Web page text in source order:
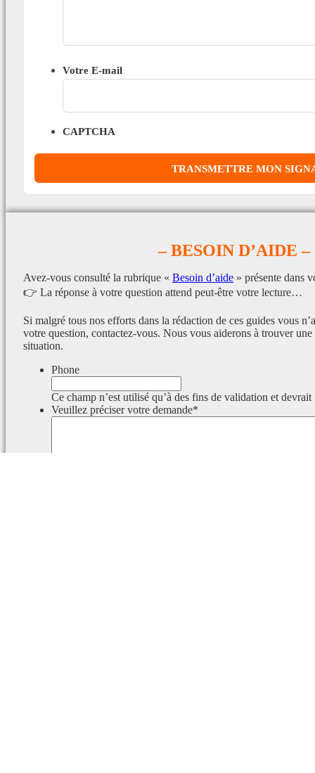
Votre E-mail
CAPTCHA
– BESOIN D’AIDE –
Avez-vous consulté la rubrique « Besoin d’aide » présente dans
👉 La réponse à votre question attend peut-être votre lecture…
Si malgré tous nos efforts dans la rédaction de ces guides vous
votre question, contactez-vous. Nous vous aiderons à trouver
situation.
Phone
Ce champ n’est utilisé qu’à des fins de validation et devrait
Veuillez préciser votre demande*